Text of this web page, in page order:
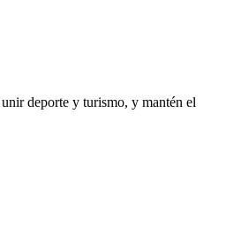
deporte y turismo, y mantén el